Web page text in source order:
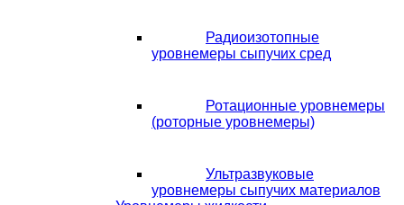
Радиоизотопные
уровнемеры сыпучих сред
Ротационные уровнемеры
(роторные уровнемеры)
Ультразвуковые
уровнемеры сыпучих материалов